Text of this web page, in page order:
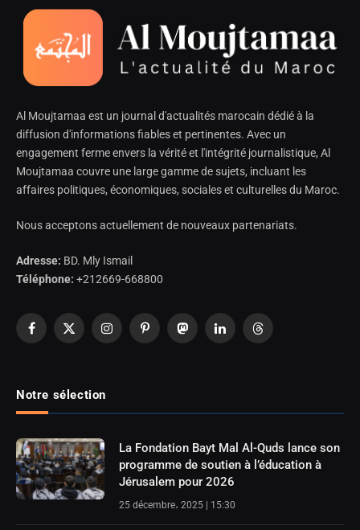
Al Moujtamaa est un journal d'actualités marocain dédié à la
diffusion d'informations fiables et pertinentes. Avec un
engagement ferme envers la vérité et l'intégrité journalistique, Al
Moujtamaa couvre une large gamme de sujets, incluant les
affaires politiques, économiques, sociales et culturelles du Maroc.
Nous acceptons actuellement de nouveaux partenariats.
Adresse: BD. Mly Ismail
Téléphone: +212669-668800
Facebook
X
InstagramPinterestMastodonLinkedInThreads
Notre sélection
La Fondation Bayt Mal Al-Quds lance son
programme de soutien à l’éducation à
Jérusalem pour 2026
25 décembre، 2025 | 15:30